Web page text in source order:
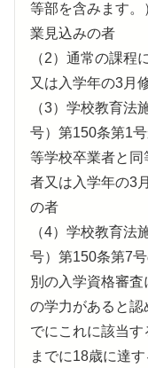
等部を含みます
業見込みの者
（2）通常の課程
又は入学年の3月
（3）学校教育法
号）第150条第1
等学校卒業者と同
者又は入学年の3
の者
（4）学校教育法
号）第150条第7
別の入学資格審
の学力があると認
でにこれに該当す
までに18歳に達